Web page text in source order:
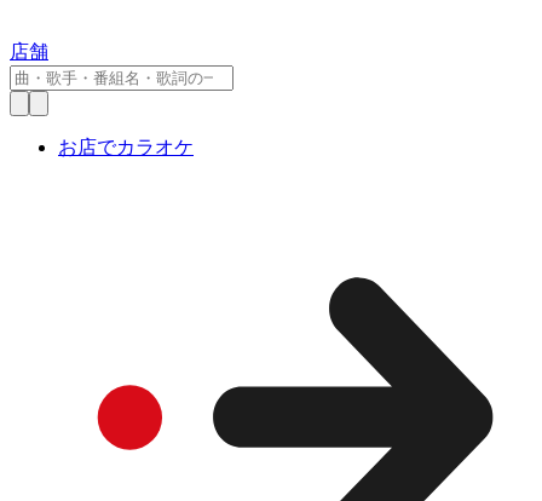
店舗
お店でカラオケ